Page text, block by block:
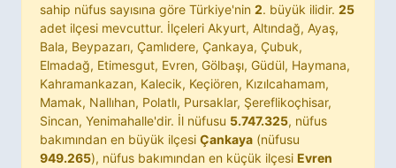
sahip nüfus sayısına göre Türkiye'nin 2. büyük ilidir. 25
adet ilçesi mevcuttur. İlçeleri Akyurt, Altındağ, Ayaş,
Bala, Beypazarı, Çamlıdere, Çankaya, Çubuk,
Elmadağ, Etimesgut, Evren, Gölbaşı, Güdül, Haymana,
Kahramankazan, Kalecik, Keçiören, Kızılcahamam,
Mamak, Nallıhan, Polatlı, Pursaklar, Şereflikoçhisar,
Sincan, Yenimahalle'dir. İl nüfusu 5.747.325, nüfus
bakımından en büyük ilçesi Çankaya (nüfusu
949.265), nüfus bakımından en küçük ilçesi Evren